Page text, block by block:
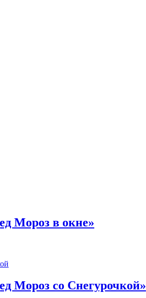
Мороз в окне»
Мороз со Снегурочкой»